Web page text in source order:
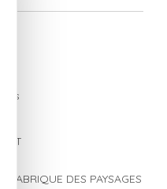
HT
DES PAYSAGES